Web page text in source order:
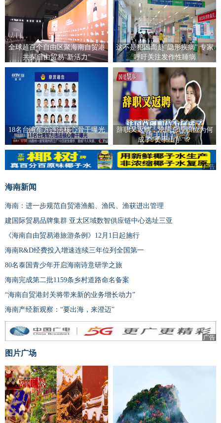
全球超百个自由区聚海南自贸港
共探自由贸易"新活力"
这不是犯困而是"隐形疾病" 专家
呼吁关注发作性睡病
18名台湾军方违法核心骨干曝光
辞职又返聘，法国总理职位为何
成了“烫手山芋“？
广告
广告
海南新闻
海南：进一步规范自贸港渔船、渔民、渔获进出管理
建国际贸易品牌集群 亚太区域数智供应链中心选址三亚
《海南自由贸易港旅游条例》12月1日起施行
海南R&D经费投入增速连续三年位列全国第一
80名泰国青少年开启海南诗意研学之旅
海南完成第二批1159条乡村道路命名备案
“海南自贸港封关将带来新的业务增长动力”
海南产经新观察：“要出海，来澄迈”
广告
图片广场